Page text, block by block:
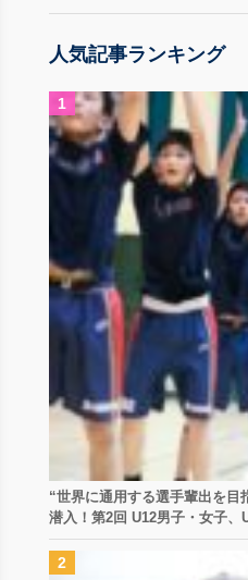
人気記事ランキング
“世界に通用する選手輩出を目
潜入！第2回 U12男子・女子、